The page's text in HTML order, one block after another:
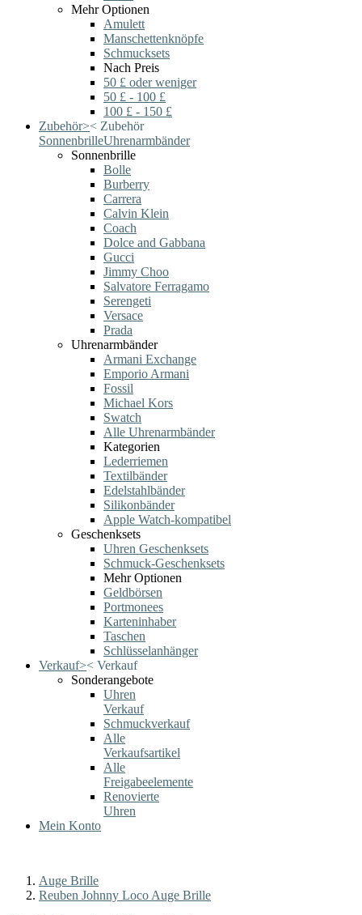
Mehr Optionen
Amulett
Manschettenknöpfe
Schmucksets
Nach Preis
50 £ oder weniger
50 £ - 100 £
100 £ - 150 £
Zubehör>< Zubehör
SonnenbrilleUhrenarmbänder
Sonnenbrille
Bolle
Burberry
Carrera
Calvin Klein
Coach
Dolce and Gabbana
Gucci
Jimmy Choo
Salvatore Ferragamo
Serengeti
Versace
Prada
Uhrenarmbänder
Armani Exchange
Emporio Armani
Fossil
Michael Kors
Swatch
Alle Uhrenarmbänder
Kategorien
Lederriemen
Textilbänder
Edelstahlbänder
Silikonbänder
Apple Watch-kompatibel
Geschenksets
Uhren Geschenksets
Schmuck-Geschenksets
Mehr Optionen
Geldbörsen
Portmonees
Karteninhaber
Taschen
Schlüsselanhänger
Verkauf>< Verkauf
Sonderangebote
Uhren
Verkauf
Schmuckverkauf
Alle
Verkaufsartikel
Alle
Freigabeelemente
Renovierte
Uhren
Mein Konto
Auge Brille
Reuben Johnny Loco Auge Brille